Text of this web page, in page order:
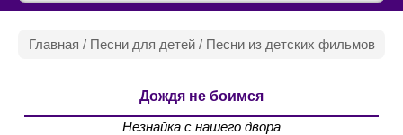
Главная / Песни для детей/ Песни из детских фильмов
Дождя не боимся
Незнайка с нашего двора